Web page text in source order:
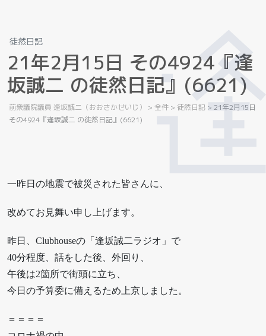
徒然日記
21年2月1 5日 その4924 『逢
坂誠二 の徒然日記』 (6621)
前衆議院議員 逢坂誠二（おおさかせいじ） > 全件 > 徒然日記 >21年2月15日
その4924『逢坂誠二 の徒然日記』(6621)
一昨日の地震で被災された皆さんに、
改めてお見舞い申し上げます。
昨日、Clubhouseの「逢坂誠二ラジオ」で
40分程度、話をした後、外回り、
午後は2箇所で街頭に立ち、
今日の予算委に備えるため上京しました。
＝＝＝＝